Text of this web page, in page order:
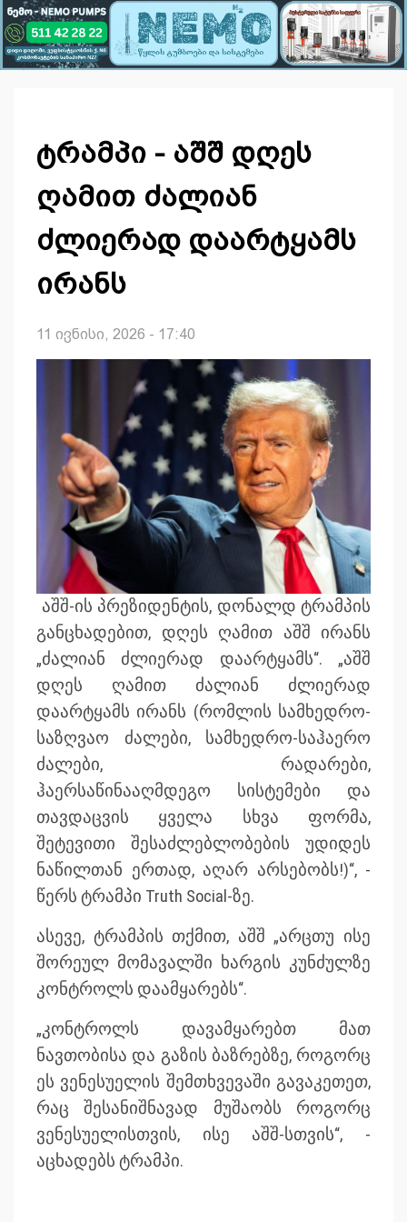
ტრამპი - აშშ დღეს
ღამით ძალიან
ძლიერად დაარტყამს
ირანს
11 ივნისი, 2026 - 17:40
აშშ-ის პრეზიდენტის, დონალდ ტრამპის
განცხადებით, დღეს ღამით აშშ ირანს
„ძალიან ძლიერად დაარტყამს“. „აშშ
დღეს ღამით ძალიან ძლიერად
დაარტყამს ირანს (რომლის სამხედრო-
საზღვაო ძალები, სამხედრო-საჰაერო
ძალები, რადარები,
ჰაერსაწინააღმდეგო სისტემები და
თავდაცვის ყველა სხვა ფორმა,
შეტევითი შესაძლებლობების უდიდეს
ნაწილთან ერთად, აღარ არსებობს!)“, -
წერს ტრამპი Truth Social-ზე.
ასევე, ტრამპის თქმით, აშშ „არცთუ ისე
შორეულ მომავალში ხარგის კუნძულზე
კონტროლს დაამყარებს“.
„კონტროლს დავამყარებთ მათ
ნავთობისა და გაზის ბაზრებზე, როგორც
ეს ვენესუელის შემთხვევაში გავაკეთეთ,
რაც შესანიშნავად მუშაობს როგორც
ვენესუელისთვის, ისე აშშ-სთვის“, -
აცხადებს ტრამპი.